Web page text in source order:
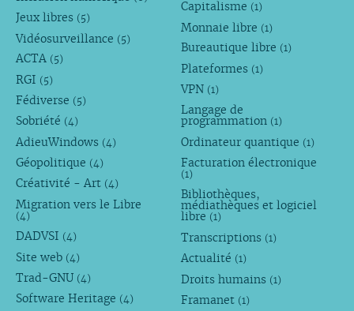
Jeux libres (5)
Vidéosurveillance (5)
ACTA (5)
RGI (5)
Fédiverse (5)
Sobriété (4)
AdieuWindows (4)
Géopolitique (4)
Créativité - Art (4)
Migration vers le Libre
(4)
DADVSI (4)
Site web (4)
Trad-GNU (4)
Software Heritage (4)
Capitalisme (1)
Monnaie libre (1)
Bureautique libre (1)
Plateformes (1)
VPN (1)
Langage de
programmation (1)
Ordinateur quantique (1)
Facturation électronique
(1)
Bibliothèques,
médiathèques et logiciel
libre (1)
Transcriptions (1)
Actualité (1)
Droits humains (1)
Framanet (1)